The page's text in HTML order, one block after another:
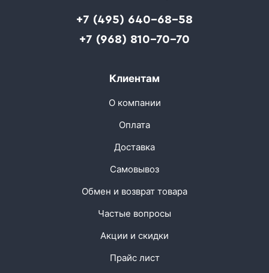
+7 (495) 640-68-58
+7 (968) 810-70-70
Клиентам
О компании
Оплата
Доставка
Самовывоз
Обмен и возврат товара
Частые вопросы
Акции и скидки
Прайс лист